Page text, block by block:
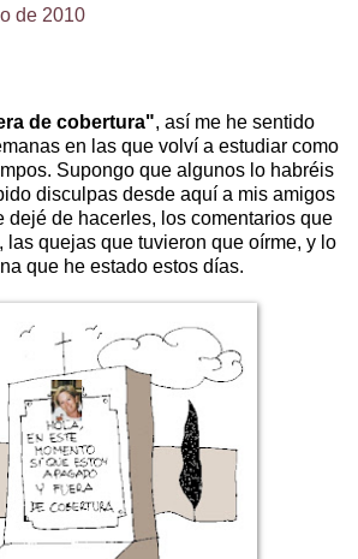
de 2010
de cobertura", así me he sentido
en las que volví a estudiar como
Supongo que algunos lo habréis
disculpas desde aquí a mis amigos
dejé de hacerles, los comentarios que
las quejas que tuvieron que oírme, y lo
que he estado estos días.